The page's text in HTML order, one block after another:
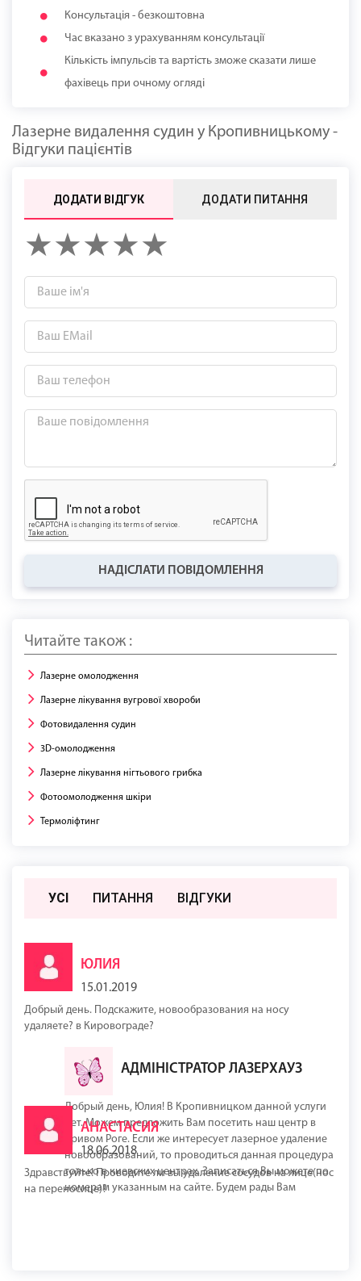
Консультація - безкоштовна
Час вказано з урахуванням консультації
Кількість імпульсів та вартість зможе сказати лише
фахівець при очному огляді
Лазерне видалення судин у Кропивницькому -
Відгуки пацієнтів
ДОДАТИ ВІДГУК ДОДАТИ ПИТАННЯ
НАДІСЛАТИ ПОВІДОМЛЕННЯ
Читайте також :
Лазерне омолодження
Лазерне лікування вугрової хвороби
Фотовидалення судин
3D-омолодження
Лазерне лікування нігтьового грибка
Фотоомолодження шкіри
Термоліфтинг
УСІ ПИТАННЯ ВIДГУКИ
ЮЛИЯ
15.01.2019
Добрый день. Подскажите, новообразования на носу
удаляете? в Кировограде?
АДМІНІСТРАТОР ЛАЗЕРХАУЗ
Добрый день, Юлия! В Кропивницком данной услуги
нет. Можем предложить Вам посетить наш центр в
Кривом Роге. Если же интересует лазерное удаление
новообразований, то проводиться данная процедура
только в киевских центрах. Записаться Вы можете по
номерам указанным на сайте. Будем рады Вам
АНАСТАСИЯ
18.06.2018
Здравствуйте! Проводите ли вы удаление сосудов на лице(нос
на переносице)?